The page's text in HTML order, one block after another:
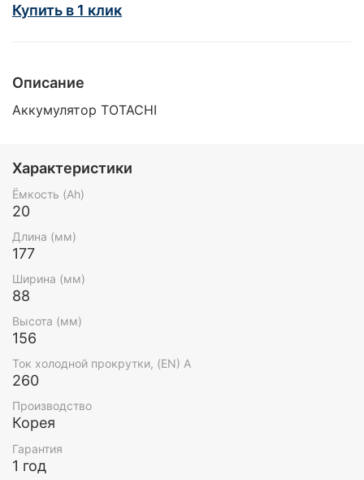
Купить в 1 клик
Описание
Аккумулятор TOTACHI
Характеристики
Ёмкость (Ah)
20
Длина (мм)
177
Ширина (мм)
88
Высота (мм)
156
Ток холодной прокрутки, (EN) А
260
Производство
Корея
Гарантия
1 год